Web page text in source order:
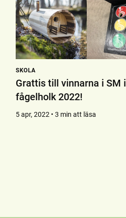
SKOLA
Grattis till vinnarna i SM i
fågelholk 2022!
5 apr, 2022 • 3 min att läsa